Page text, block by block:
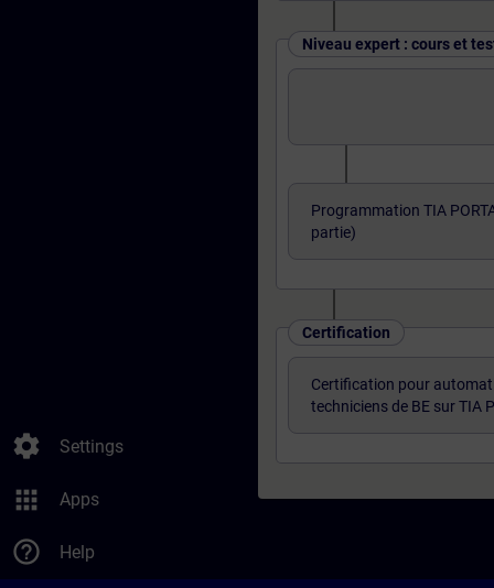
settings Settings
apps Apps
help_outline Help
Niveau expert : cours et
Programmation TIA
partie)
Certification
Certification pour
techniciens de BE sur TIA